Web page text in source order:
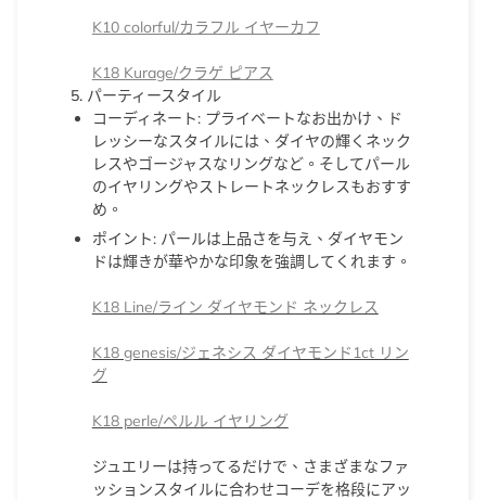
K10 colorful/カラフル イヤーカフ
K18 Kurage/クラゲ ピアス
5. パーティースタイル
コーディネート: プライベートなお出かけ、ド
レッシーなスタイルには、ダイヤの輝くネック
レスやゴージャスなリングなど。そしてパール
のイヤリングやストレートネックレスもおすす
め。
ポイント: パールは上品さを与え、ダイヤモン
ドは輝きが華やかな印象を強調してくれます。
K18 Line/ライン ダイヤモンド ネックレス
K18 genesis/ジェネシス ダイヤモンド1ct リン
グ
K18 perle/ペルル イヤリング
ジュエリーは持ってるだけで、さまざまなファ
ッションスタイルに合わせコーデを格段にアッ